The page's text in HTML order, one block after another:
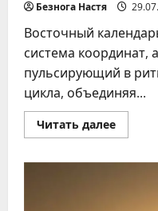
Безнога Настя
Восточный
система координат,
пульсирующий в
цикла, объединяя...
Читать далее
больше